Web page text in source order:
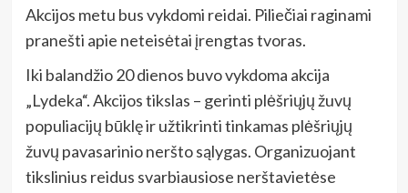
Akcijos metu bus vykdomi reidai. Piliečiai raginami
pranešti apie neteisėtai įrengtas tvoras.
Iki balandžio 20 dienos buvo vykdoma akcija
„Lydeka“. Akcijos tikslas – gerinti plėšriųjų žuvų
populiacijų būklę ir užtikrinti tinkamas plėšriųjų
žuvų pavasarinio neršto sąlygas. Organizuojant
tikslinius reidus svarbiausiose nerštavietėse